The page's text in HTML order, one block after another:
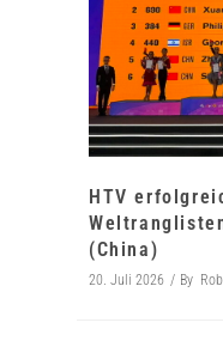
HTV
(China)
20. Juli 2026 By